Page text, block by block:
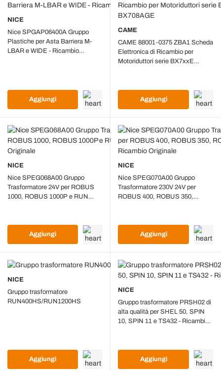
NICE
Nice SPGAP06400A Gruppo
Plastiche per Asta Barriera M-
LBAR e WIDE - Ricambio
Aggiungi
CAME
CAME 88001-0375 ZBA1 Scheda
Elettronica di Ricambio per
Motoriduttori serie BX7xxE
Aggiungi
NICE
Nice SPEG068A00 Gruppo
Trasformatore 24V per ROBUS
1000, ROBUS 1000P e RUN
Aggiungi
NICE
Nice SPEG070A00 Gruppo
Trasformatore 230V 24V per
ROBUS 400, ROBUS 350,
Aggiungi
NICE
Gruppo trasformatore
RUN400HS/RUN1200HS
Aggiungi
NICE
Gruppo trasformatore PRSH02 di
alta qualità per SHEL 50, SPIN
10, SPIN 11 e TS432 - Ricambio
Aggiungi